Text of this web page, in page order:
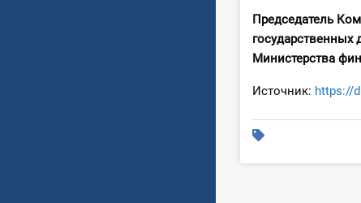
Председатель
государственных
Источник: https://